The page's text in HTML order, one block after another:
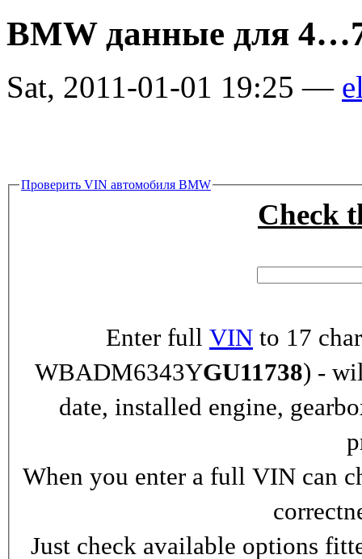
BMW данные для
Sat, 2011-01-01 19:25 —
Проверить VIN автомобиля BMW
Check
Enter full VIN to 17
WBADM6343YGU11738) -
date, installed engine,
When you enter a full VIN can
Just check available options